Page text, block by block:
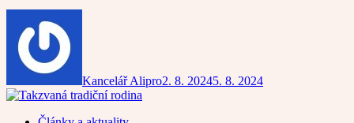
Kancelář Alipro2. 8. 20245. 8. 2024